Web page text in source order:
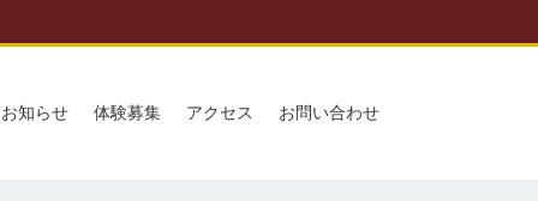
お知らせ 体験募集 アクセス お問い合わせ